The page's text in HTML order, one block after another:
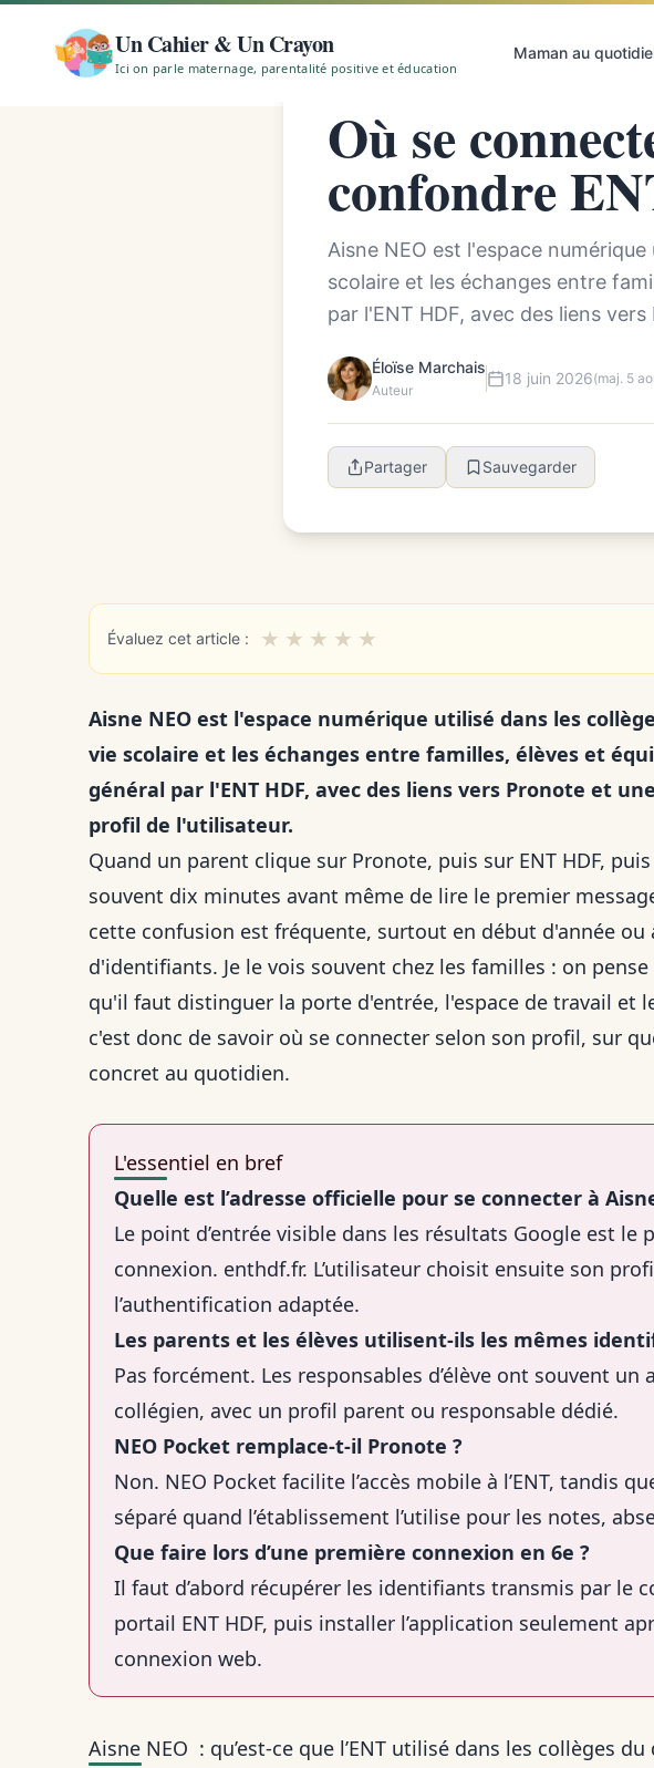
Un Cahier & Un Crayon
Ici on parle maternage, parentalité positive et éducation
Maman au
Accueil
Où se
confondre
Aisne NEO est l'espace
scolaire et les échanges entre
par l'ENT HDF, avec des liens
Éloïse Marchais
Auteur
18 juin 2026(maj. 5
Partager Sauvegarder
Évaluez cet article : ★ ★ ★ ★ ★
Aisne NEO est l'espace numérique utilisé dans les
vie scolaire et les échanges entre familles, élèves et
général par l'ENT HDF, avec des liens vers Pronote et
profil de l'utilisateur.
Quand un parent clique sur Pronote, puis sur ENT HDF,
souvent dix minutes avant même de lire le premier
cette confusion est fréquente, surtout en début d'année ou
d'identifiants. Je le vois souvent chez les familles : on
qu'il faut distinguer la porte d'entrée, l'espace de travail et
c'est donc de savoir où se connecter selon son profil, sur
concret au quotidien.
L'essentiel en bref
Quelle est l’adresse officielle pour se connecter à
Le point d’entrée visible dans les résultats Google est le
connexion. enthdf.fr. L’utilisateur choisit ensuite son
l’authentification adaptée.
Les parents et les élèves utilisent-ils les mêmes
Pas forcément. Les responsables d’élève ont souvent
collégien, avec un profil parent ou responsable dédié.
NEO Pocket remplace-t-il Pronote ?
Non. NEO Pocket facilite l’accès mobile à l’ENT, tandis
séparé quand l’établissement l’utilise pour les notes,
Que faire lors d’une première connexion en 6e ?
Il faut d’abord récupérer les identifiants transmis par le
portail ENT HDF, puis installer l’application seulement
connexion web.
Aisne NEO : qu’est-ce que l’ENT utilisé dans les collèges